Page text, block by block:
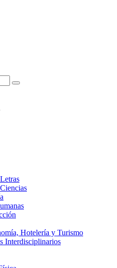
Hotelería y Turismo
Interdisciplinarios